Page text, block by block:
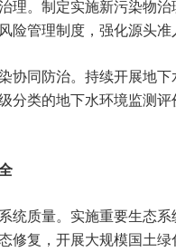
理。制定实施新污染物
险管理制度，强化源头
协同防治。持续开展地
分类的地下水环境监测
统质量。实施重要生态
修复，开展大规模国土